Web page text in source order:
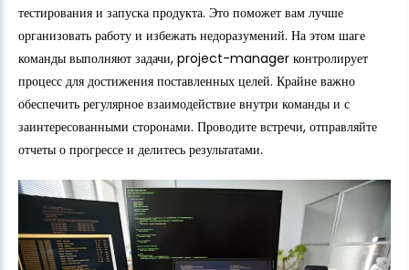
тестирования и запуска продукта. Это поможет вам лучше
организовать работу и избежать недоразумений. На этом шаге
команды выполняют задачи, project-manager контролирует
процесс для достижения поставленных целей. Крайне важно
обеспечить регулярное взаимодействие внутри команды и с
заинтересованными сторонами. Проводите встречи, отправляйте
отчеты о прогрессе и делитесь результатами.